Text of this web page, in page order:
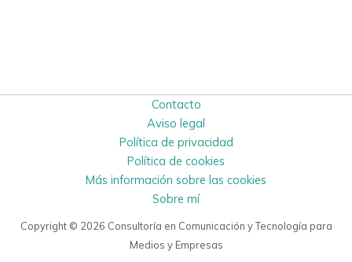
Contacto
Aviso legal
Política de privacidad
Política de cookies
Más información sobre las cookies
Sobre mí
Copyright © 2026 Consultoría en Comunicación y Tecnología para
Medios y Empresas